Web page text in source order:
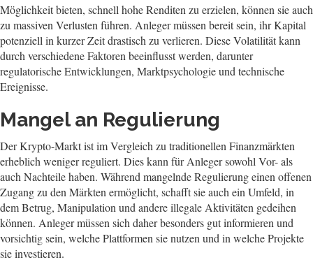
Möglichkeit bieten, schnell hohe Renditen zu erzielen, können sie auch
zu massiven Verlusten führen. Anleger müssen bereit sein, ihr Kapital
potenziell in kurzer Zeit drastisch zu verlieren. Diese Volatilität kann
durch verschiedene Faktoren beeinflusst werden, darunter
regulatorische Entwicklungen, Marktpsychologie und technische
Ereignisse.
Mangel an Regulierung
Der Krypto-Markt ist im Vergleich zu traditionellen Finanzmärkten
erheblich weniger reguliert. Dies kann für Anleger sowohl Vor- als
auch Nachteile haben. Während mangelnde Regulierung einen offenen
Zugang zu den Märkten ermöglicht, schafft sie auch ein Umfeld, in
dem Betrug, Manipulation und andere illegale Aktivitäten gedeihen
können. Anleger müssen sich daher besonders gut informieren und
vorsichtig sein, welche Plattformen sie nutzen und in welche Projekte
sie investieren.